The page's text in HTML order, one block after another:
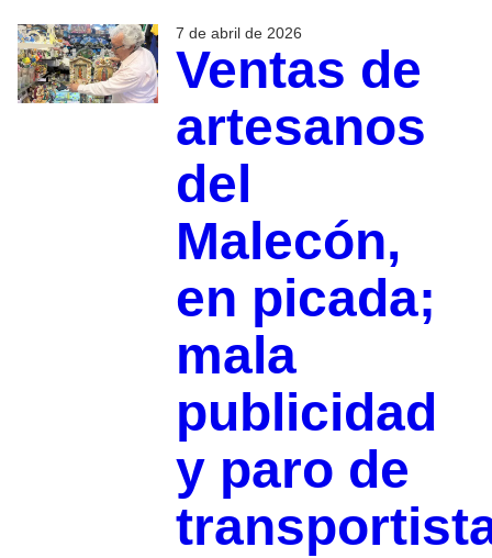
7 de abril de 2026
Ventas de
artesanos
del
Malecón,
en picada;
mala
publicidad
y paro de